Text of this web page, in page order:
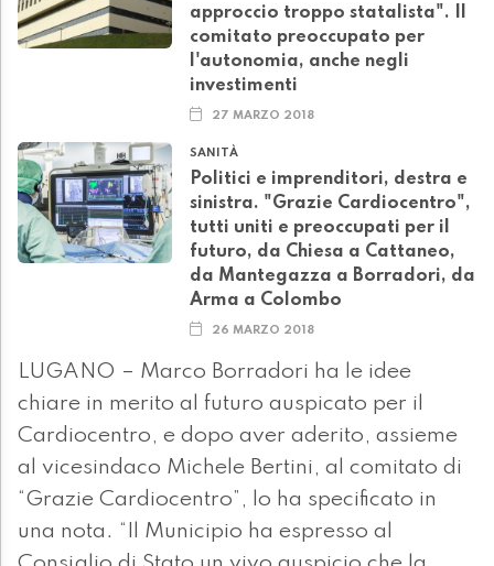
approccio troppo statalista". Il
comitato preoccupato per
l'autonomia, anche negli
investimenti
27 MARZO 2018
SANITÀ
Politici e imprenditori, destra e
sinistra. "Grazie Cardiocentro",
tutti uniti e preoccupati per il
futuro, da Chiesa a Cattaneo,
da Mantegazza a Borradori, da
Arma a Colombo
26 MARZO 2018
LUGANO – Marco Borradori ha le idee
chiare in merito al futuro auspicato per il
Cardiocentro, e dopo aver aderito, assieme
al vicesindaco Michele Bertini, al comitato di
“Grazie Cardiocentro”, lo ha specificato in
una nota. “Il Municipio ha espresso al